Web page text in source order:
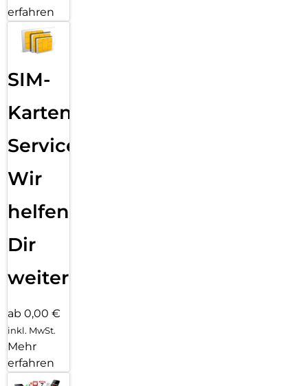
erfahren
SIM-
Karten
Service:
Wir
helfen
Dir
weiter
ab 0,00 €
inkl. MwSt.
Mehr
erfahren